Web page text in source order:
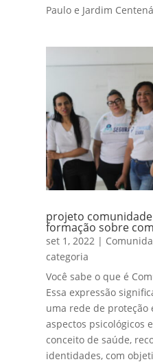
Paulo e Jardim
projeto
formação sobre
set 1, 2022 |
categoria
Você sabe o que é
Essa expressão
uma rede de
aspectos psicológicos
conceito de saúde,
identidades, com